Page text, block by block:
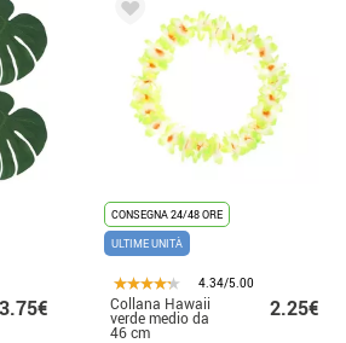
3.75€
CONSEGNA 24/48 ORE
ULTIME UNITÀ
4.34/5.00
Collana Hawaii
verde medio da
46 cm
2.25€